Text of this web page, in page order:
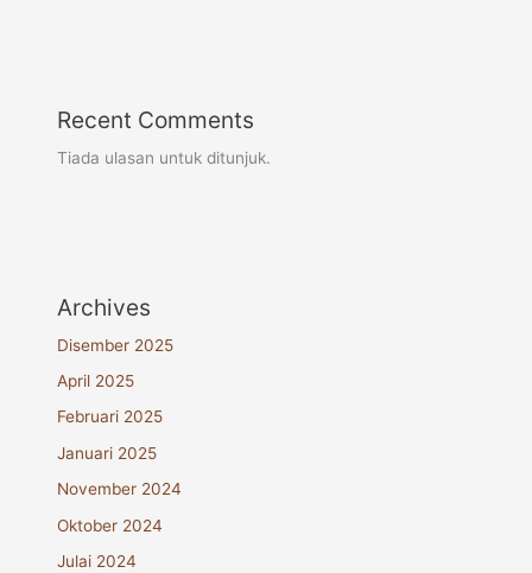
Recent Comments
Tiada ulasan untuk ditunjuk.
Archives
Disember 2025
April 2025
Februari 2025
Januari 2025
November 2024
Oktober 2024
Julai 2024